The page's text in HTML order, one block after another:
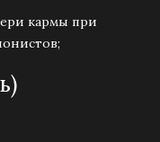
кармы при